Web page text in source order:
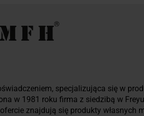
specjalizująca się w
w 1981 roku firma z siedzibą w
znajdują się produkty własnych